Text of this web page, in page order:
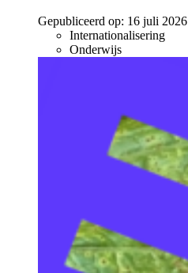
Gepubliceerd op: 16 juli 2026
Internationalisering
Onderwijs